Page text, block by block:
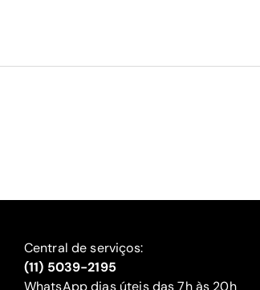
Central de serviços:
(11) 5039-2195
WhatsApp dias úteis das 7h às 20h